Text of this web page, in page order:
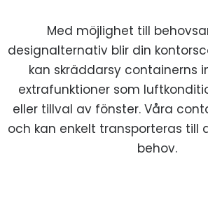
Med möjlighet till
designalternativ blir din
kan skräddarsy containerns
extrafunktioner som
eller tillval av fönster. Våra
och kan enkelt transporteras till
behov.